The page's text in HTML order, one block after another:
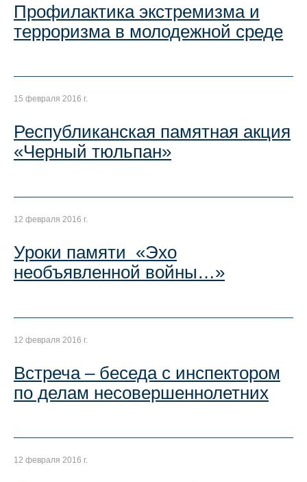
Профилактика экстремизма и
терроризма в молодежной среде
15 февраля 2016 г.
Республиканская памятная акция
«Черный тюльпан»
12 февраля 2016 г.
Уроки памяти «Эхо
необъявленной войны…»
12 февраля 2016 г.
Встреча – беседа с инспектором
по делам несовершеннолетних
12 февраля 2016 г.